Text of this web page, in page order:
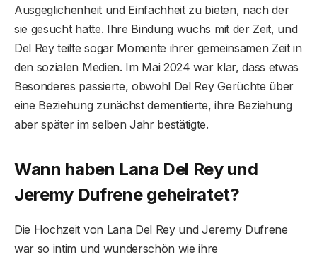
Ausgeglichenheit und Einfachheit zu bieten, nach der
sie gesucht hatte. Ihre Bindung wuchs mit der Zeit, und
Del Rey teilte sogar Momente ihrer gemeinsamen Zeit in
den sozialen Medien. Im Mai 2024 war klar, dass etwas
Besonderes passierte, obwohl Del Rey Gerüchte über
eine Beziehung zunächst dementierte, ihre Beziehung
aber später im selben Jahr bestätigte.
Wann haben Lana Del Rey und
Jeremy Dufrene geheiratet?
Die Hochzeit von Lana Del Rey und Jeremy Dufrene
war so intim und wunderschön wie ihre